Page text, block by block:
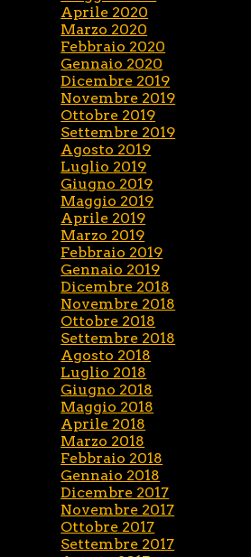
Aprile 2020
Marzo 2020
Febbraio 2020
Gennaio 2020
Dicembre 2019
Novembre 2019
Ottobre 2019
Settembre 2019
Agosto 2019
Luglio 2019
Giugno 2019
Maggio 2019
Aprile 2019
Marzo 2019
Febbraio 2019
Gennaio 2019
Dicembre 2018
Novembre 2018
Ottobre 2018
Settembre 2018
Agosto 2018
Luglio 2018
Giugno 2018
Maggio 2018
Aprile 2018
Marzo 2018
Febbraio 2018
Gennaio 2018
Dicembre 2017
Novembre 2017
Ottobre 2017
Settembre 2017